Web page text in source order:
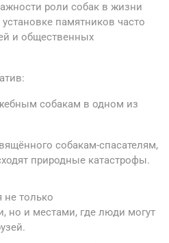
роли собак в жизни
памятников часто
и общественных
собакам в одном из
собакам-спасателям,
природные катастрофы.
не только
но и местами, где люди могут